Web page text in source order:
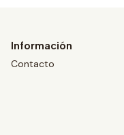
Información
Contacto